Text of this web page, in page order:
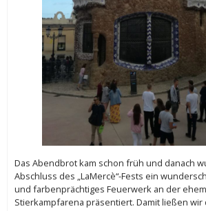
Das Abendbrot kam schon früh und danach
Abschluss des „LaMercè“-Fests ein
und farbenprächtiges Feuerwerk an der
Stierkampfarena präsentiert. Damit ließen wir